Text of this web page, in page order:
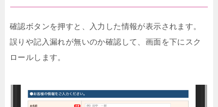
確認ボタンを押すと、入力した情報が表示されます。
誤りや記入漏れが無いのか確認して、画面を下にスク
ロールします。